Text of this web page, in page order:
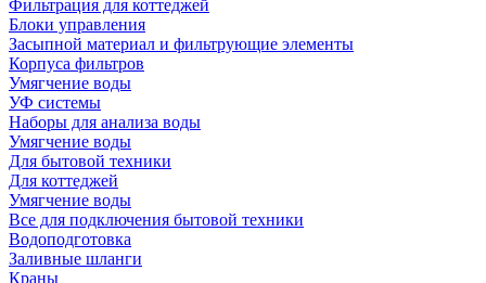
Фильтрация для коттеджей
Блоки управления
Засыпной материал и фильтрующие элементы
Корпуса фильтров
Умягчение воды
УФ системы
Наборы для анализа воды
Умягчение воды
Для бытовой техники
Для коттеджей
Умягчение воды
Все для подключения бытовой техники
Водоподготовка
Заливные шланги
Краны